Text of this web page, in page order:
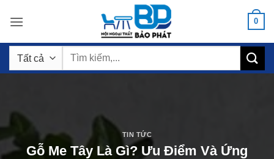
qua
dung
0
Tìm
TIN TỨC
Gỗ Me Tây Là Gì? Ưu Điểm Và Ứng